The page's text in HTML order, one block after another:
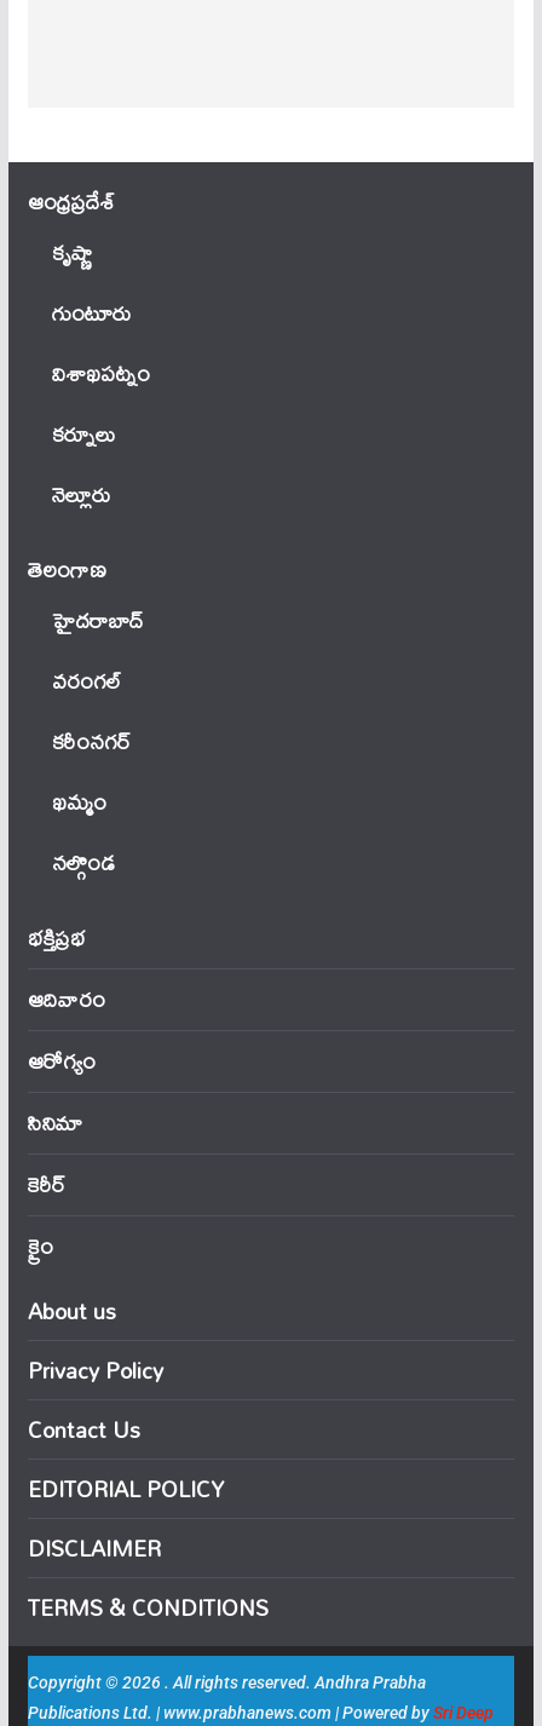
ఆంధ్ర‌ప్ర‌దేశ్
కృష్ణా
గుంటూరు
విశాఖపట్నం
కర్నూలు
నెల్లూరు
తెలంగాణ‌
హైదరాబాద్
వ‌రంగ‌ల్
కరీంనగర్
ఖ‌మ్మం
నల్గొండ
భక్తిప్రభ
ఆదివారం
ఆరోగ్యం
సినిమా
కెరీర్
క్రైం
About us
Privacy Policy
Contact Us
EDITORIAL POLICY
DISCLAIMER
TERMS & CONDITIONS
Copyright © 2026 . All rights reserved. Andhra Prabha
Publications Ltd. | www.prabhanews.com | Powered bySri Deep